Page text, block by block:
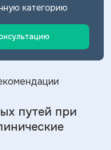
категорию
путей при